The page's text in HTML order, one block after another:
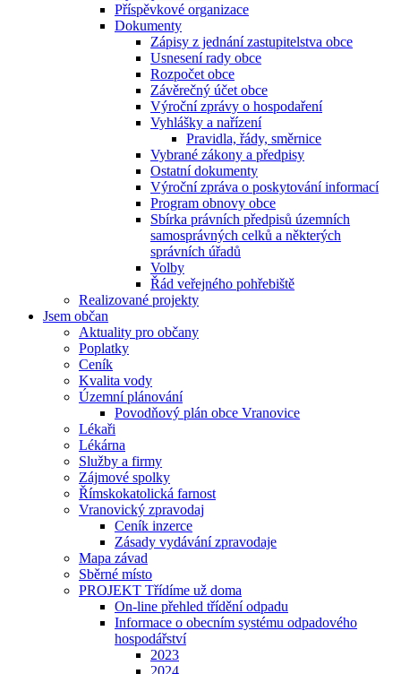
Příspěvkové organizace
Dokumenty
Zápisy z jednání zastupitelstva obce
Usnesení rady obce
Rozpočet obce
Závěrečný účet obce
Výroční zprávy o hospodaření
Vyhlášky a nařízení
Pravidla, řády, směrnice
Vybrané zákony a předpisy
Ostatní dokumenty
Výroční zpráva o poskytování informací
Program obnovy obce
Sbírka právních předpisů územních
samosprávných celků a některých
správních úřadů
Volby
Řád veřejného pohřebiště
Realizované projekty
Jsem občan
Aktuality pro občany
Poplatky
Ceník
Kvalita vody
Územní plánování
Povodňový plán obce Vranovice
Lékaři
Lékárna
Služby a firmy
Zájmové spolky
Římskokatolická farnost
Vranovický zpravodaj
Ceník inzerce
Zásady vydávání zpravodaje
Mapa závad
Sběrné místo
PROJEKT Třídíme už doma
On-line přehled třídění odpadu
Informace o obecním systému odpadového
hospodářství
2023
2024